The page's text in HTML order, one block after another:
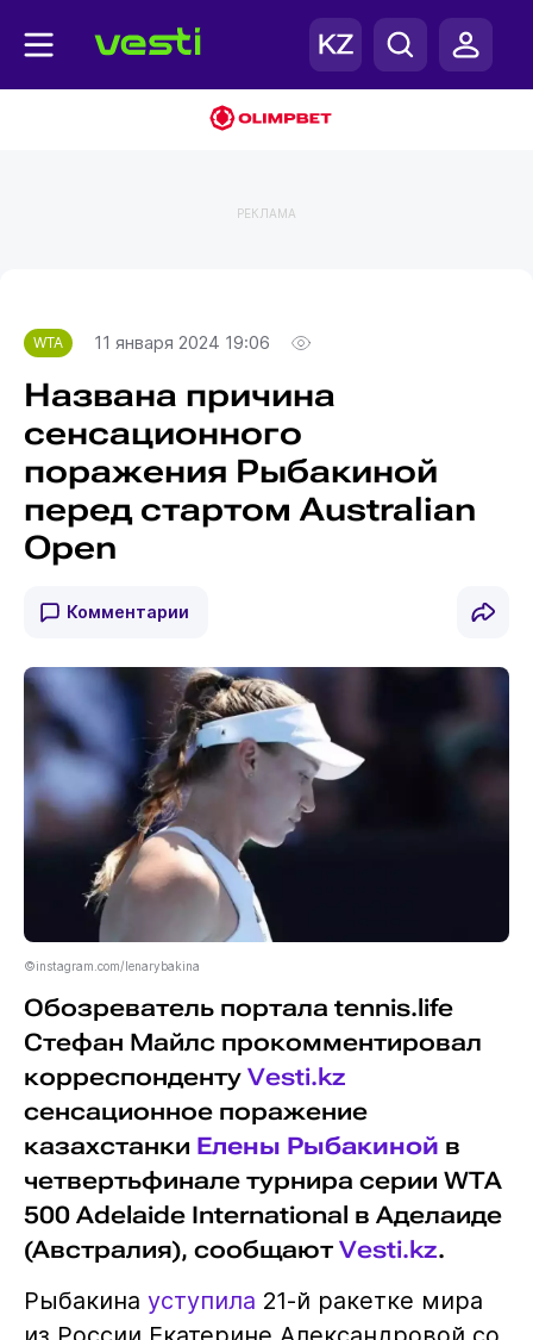
РЕКЛАМА
WTA 11 января 2024 19:06
Названа причина
сенсационного
поражения Рыбакиной
перед стартом Australian
Open
Комментарии
©instagram.com/lenarybakina
Обозреватель портала tennis.life
Стефан Майлс прокомментировал
корреспонденту Vesti.kz
сенсационное поражение
казахстанки Елены Рыбакиной в
четвертьфинале турнира серии WTA
500 Adelaide International в Аделаиде
(Австралия), сообщают Vesti.kz.
Рыбакина уступила 21-й ракетке мира